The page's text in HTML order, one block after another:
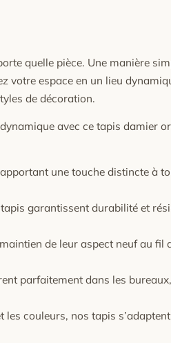
quelle pièce. Une manière
votre espace en un lieu
de décoration.
avec ce tapis damier
une touche distincte à
garantissent durabilité et
de leur aspect neuf au fil
parfaitement dans les
couleurs, nos tapis